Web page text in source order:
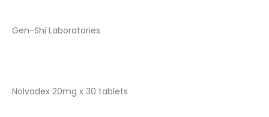
Gen-Shi Laboratories
Nolvadex 20mg x 30 tablets